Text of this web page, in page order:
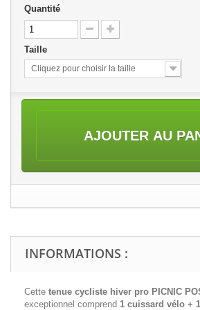
Quantité
Taille
Cliquez pour choisir la taille
AJOUTER AU
INFORMATIONS :
Cette tenue cycliste hiver pro PICNIC
exceptionnel comprend 1 cuissard vélo +